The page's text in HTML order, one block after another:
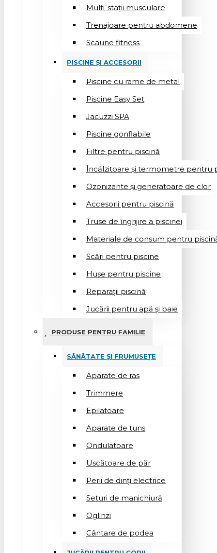
Multi-stații musculare
Trenajoare pentru abdomene
Scaune fitness
PISCINE ȘI ACCESORII
Piscine cu rame de metal
Piscine Easy Set
Jacuzzi SPA
Piscine gonflabile
Filtre pentru piscină
Încălzitoare și termometre pentru
Ozonizante și generatoare de clor
Accesorii pentru piscină
Truse de îngrijire a piscinei
Materiale de consum pentru
Scări pentru piscine
Huse pentru piscine
Reparații piscină
Jucării pentru apă și baie
PRODUSE PENTRU FAMILIE
SĂNĂTATE ȘI FRUMUSEȚE
Aparate de ras
Trimmere
Epilatoare
Aparate de tuns
Ondulatoare
Uscătoare de păr
Perii de dinți electrice
Seturi de manichiură
Oglinzi
Cântare de podea